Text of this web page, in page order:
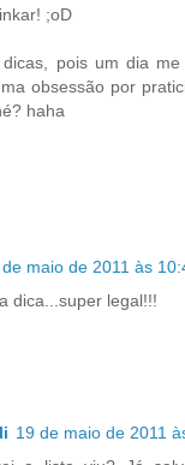
;oD
dicas, pois um dia
obsessão por
haha
maio de 2011 às
dica...super legal!!!
19 de maio de 2011